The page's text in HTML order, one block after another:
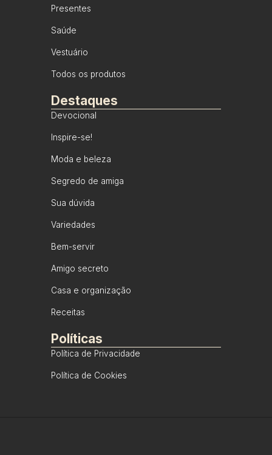
Presentes
Saúde
Vestuário
Todos os produtos
Destaques
Devocional
Inspire-se!
Moda e beleza
Segredo de amiga
Sua dúvida
Variedades
Bem-servir
Amigo secreto
Casa e organização
Receitas
Políticas
Política de Privacidade
Política de Cookies